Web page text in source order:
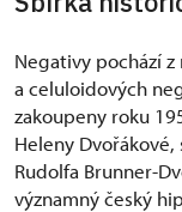
Negativy pochází
a celuloidových
zakoupeny roku
Heleny
Rudolfa Brunner-
významný český